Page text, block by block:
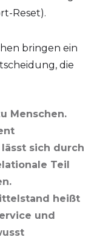
Reset).
bringen ein
die
Menschen.
sich durch
Teil
heißt
und